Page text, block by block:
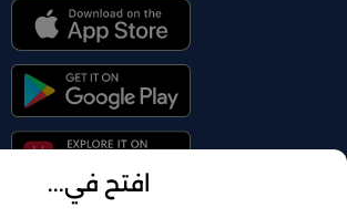
افتح في...